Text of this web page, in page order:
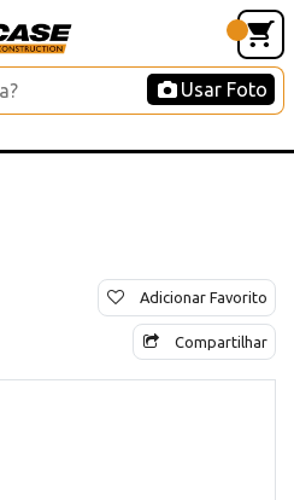
Usar Foto
Adicionar Favorito
Compartilhar